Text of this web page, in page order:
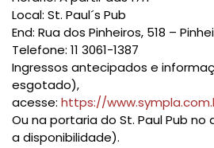
Local: St. Paul´s Pub
End: Rua dos Pinheiros, 518 –
Telefone: 11 3061-1387
Ingressos antecipados e
esgotado),
acesse: https://
Ou na portaria do St. Paul Pub
a disponibilidade).